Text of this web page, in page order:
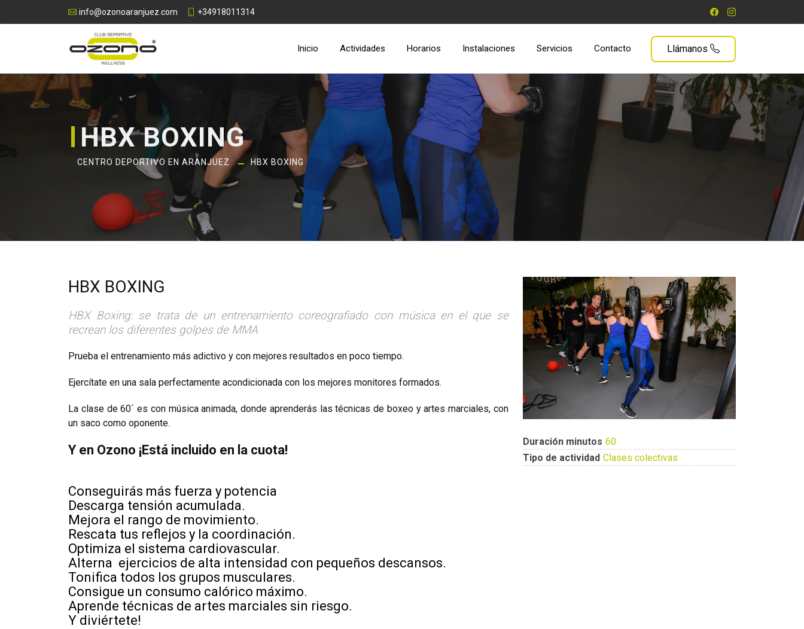
info@ozonoaranjuez.com +34918011314
Inicio Actividades Horarios Instalaciones Servicios Contacto Llámanos
HBX BOXING
CENTRO DEPORTIVO EN ARANJUEZ HBX BOXING
HBX BOXING
HBX Boxing: se trata de un entrenamiento coreografiado con música en el que se
recrean los diferentes golpes de MMA
Prueba el entrenamiento más adictivo y con mejores resultados en poco tiempo.
Ejercítate en una sala perfectamente acondicionada con los mejores monitores formados.
La clase de 60´ es con música animada, donde aprenderás las técnicas de boxeo y artes marciales, con
un saco como oponente.
Y en Ozono ¡Está incluido en la cuota!
Conseguirás más fuerza y potencia
Descarga tensión acumulada.
Mejora el rango de movimiento.
Rescata tus reflejos y la coordinación.
Optimiza el sistema cardiovascular.
Alterna ejercicios de alta intensidad con pequeños descansos.
Tonifica todos los grupos musculares.
Consigue un consumo calórico máximo.
Aprende técnicas de artes marciales sin riesgo.
Y diviértete!
Duración minutos 60
Tipo de actividad Clases colectivas